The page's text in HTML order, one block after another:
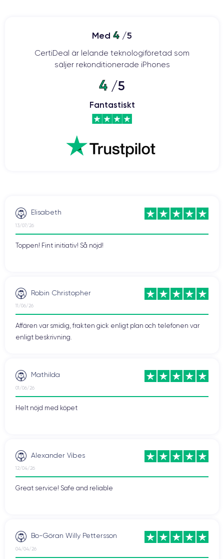
Med 4 /5
CertiDeal är lelande teknologiföretad som
säljer rekonditionerade iPhones
4 /5
Fantastiskt
Elisabeth
13/07/26
Toppen! Fint initiativ! Så nöjd!
Robin Christopher
11/06/26
Affären var smidig, frakten gick enligt plan och telefonen var
enligt beskrivning.
Mathilda
01/06/26
Helt nöjd med köpet
Alexander Vibes
12/04/26
Great service! Safe and reliable
Bo-Göran Willy Pettersson
04/04/26